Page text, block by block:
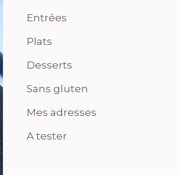
Entrées
Plats
Desserts
Sans gluten
Mes adresses
A tester